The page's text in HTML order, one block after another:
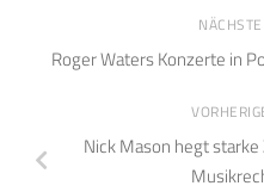
Roger Waters Konzerte in
Nick Mason hegt